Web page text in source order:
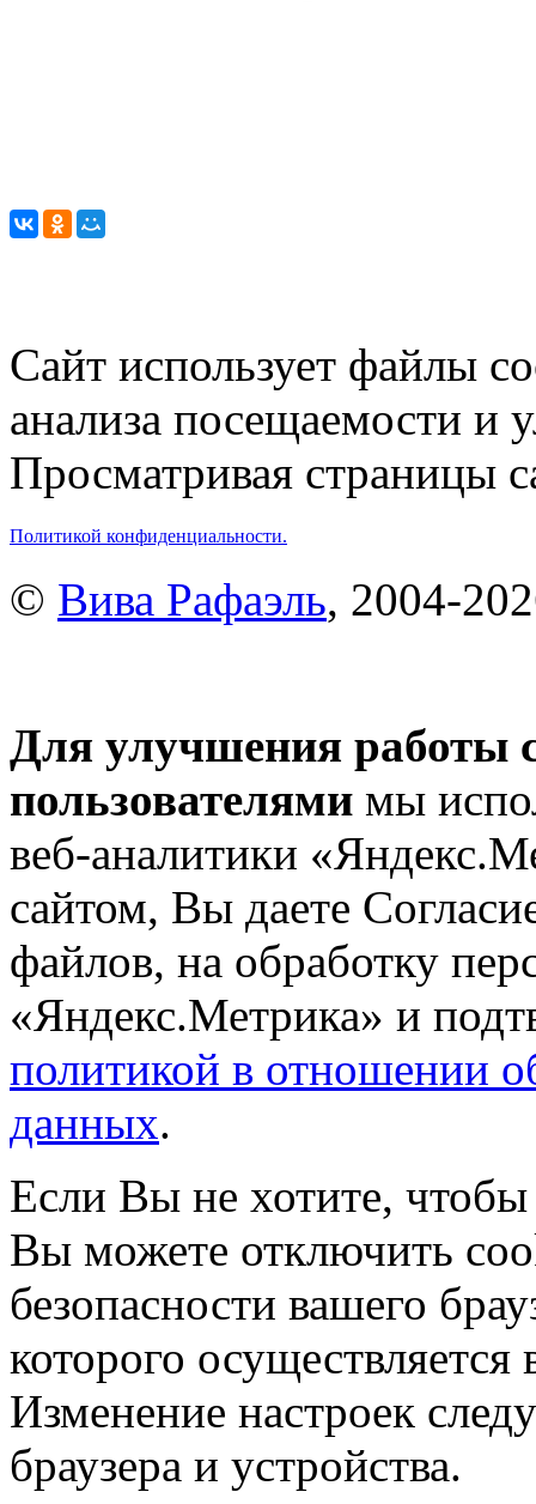
Сайт использует файлы
анализа посещаемости и
Просматривая страницы
Политикой конфиденциальности.
© Вива Рафаэль, 2004-
Для улучшения работы
пользователями мы
веб-аналитики
сайтом, Вы даете
файлов, на обработку
«Яндекс.Метрика» и
политикой в отношении
данных.
Если Вы не хотите,
Вы можете отключить
безопасности вашего
которого
Изменение настроек
браузера и устройства.